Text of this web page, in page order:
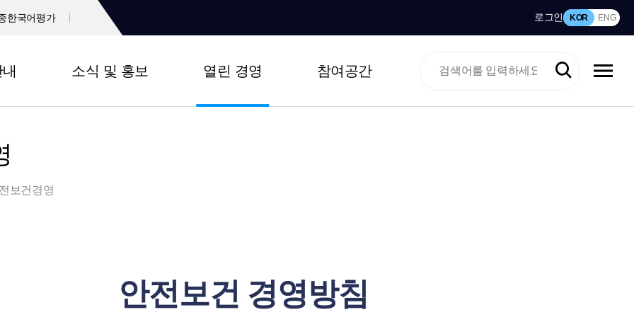
한국어평가 로그인 KOR ENG
소식 및 홍보 열린 경영 참여공간
보건경영
안전보건 경영방침